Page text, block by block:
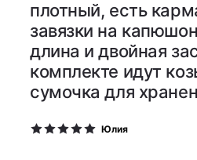
плотный, есть
завязки на
длина и двойная
комплекте идут
сумочка для
Юлия